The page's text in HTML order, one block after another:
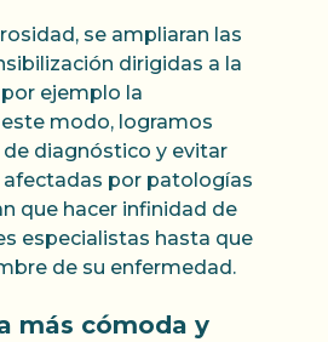
se ampliaran las
dirigidas a la
ejemplo la
modo, logramos
diagnóstico y evitar
afectadas por patologías
que hacer infinidad de
especialistas hasta que
de su enfermedad.
más cómoda y